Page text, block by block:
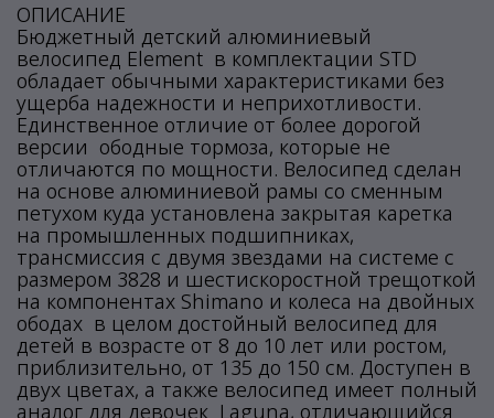
ОПИСАНИЕ
Бюджетный детский алюминиевый
велосипед Element в комплектации STD
обладает обычными характеристиками без
ущерба надежности и неприхотливости.
Единственное отличие от более дорогой
версии ободные тормоза, которые не
отличаются по мощности. Велосипед сделан
на основе алюминиевой рамы со сменным
петухом куда установлена закрытая каретка
на промышленных подшипниках,
трансмиссия с двумя звездами на системе с
размером 3828 и шестискоростной трещоткой
на компонентах Shimano и колеса на двойных
ободах в целом достойный велосипед для
детей в возрасте от 8 до 10 лет или ростом,
приблизительно, от 135 до 150 см. Доступен в
двух цветах, а также велосипед имеет полный
аналог для девочек Laguna, отличающийся